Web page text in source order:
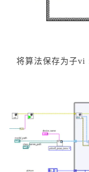
将算法保存为子vi